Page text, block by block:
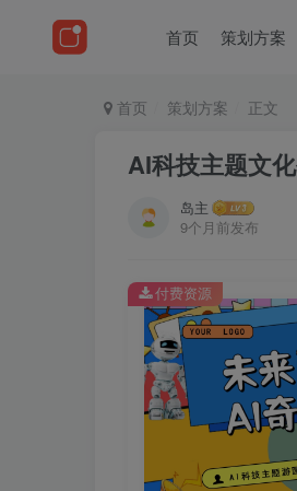
首页 策划方案
首页 策划方案 正文
AI科技主题文
岛主
9个月前发布
付费资源